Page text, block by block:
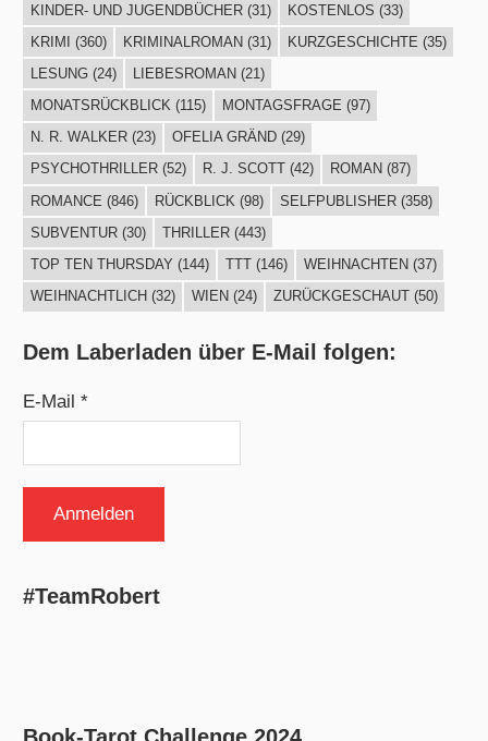
KINDER- UND JUGENDBÜCHER(31) KOSTENLOS (33)
KRIMI (360) KRIMINALROMAN(31) KURZGESCHICHTE (35)
LESUNG(24) LIEBESROMAN (21)
MONATSRÜCKBLICK(115) MONTAGSFRAGE (97)
N. R. WALKER(23) OFELIA GRÄND(29)
PSYCHOTHRILLER(52) R. J. SCOTT(42) ROMAN (87)
ROMANCE (846) RÜCKBLICK (98) SELFPUBLISHER(358)
SUBVENTUR(30) THRILLER(443)
TOP TEN THURSDAY (144) TTT(146) WEIHNACHTEN (37)
WEIHNACHTLICH (32) WIEN (24) ZURÜCKGESCHAUT(50)
Dem Laberladen über E-Mail folgen:
E-Mail *
#TeamRobert